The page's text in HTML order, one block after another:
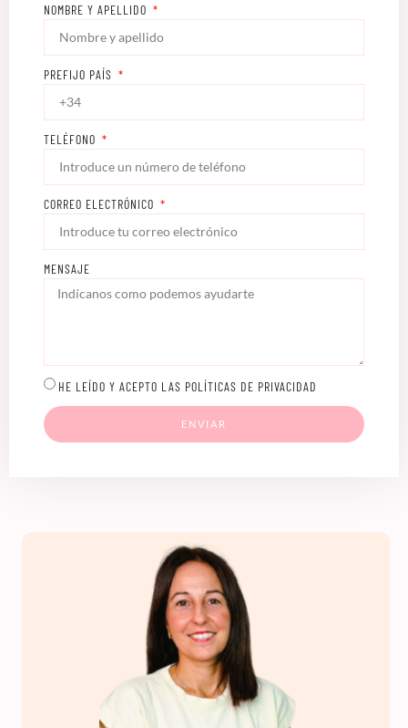
NOMBRE Y APELLIDO
PREFIJO PAÍS
TELÉFONO
CORREO ELECTRÓNICO
MENSAJE
HE LEÍDO Y ACEPTO LAS POLÍTICAS DE PRIVACIDAD
ENVIAR